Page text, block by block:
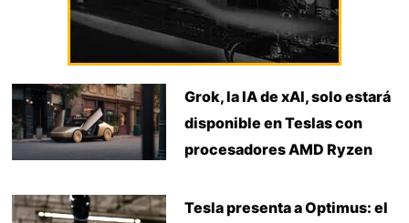
Grok, la IA de xAI, solo estará
disponible en Teslas con
procesadores AMD Ryzen
Tesla presenta a Optimus: el